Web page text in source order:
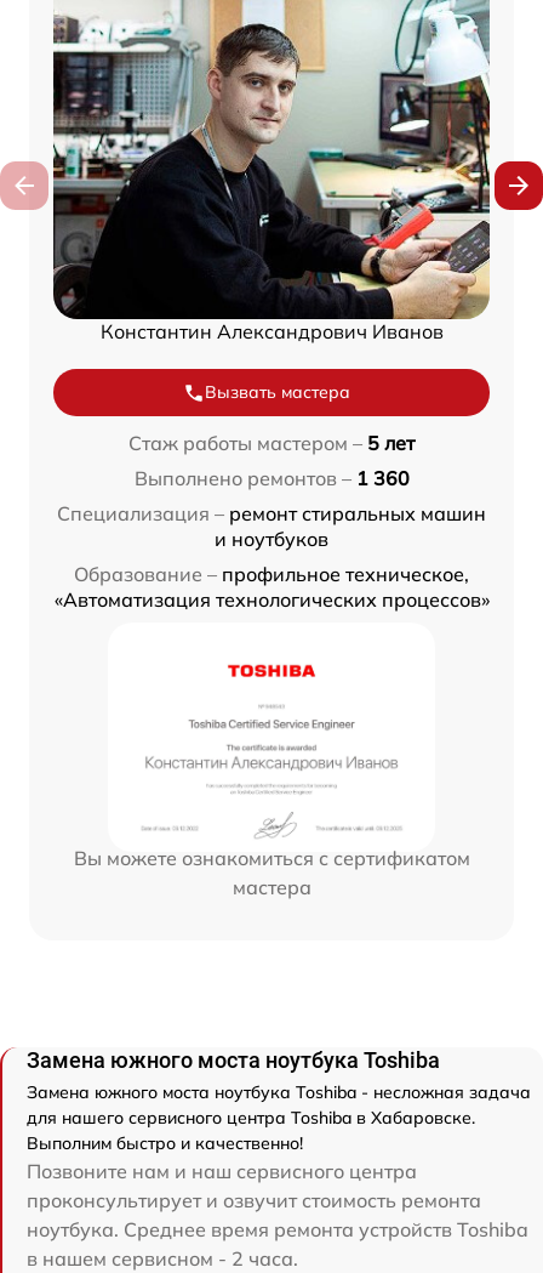
Константин Александрович Иванов
Вызвать мастера
Стаж работы мастером – 5 лет
Выполнено ремонтов – 1 360
Специализация – ремонт стиральных машин
и ноутбуков
Образование – профильное техническое,
«Автоматизация технологических процессов»
Вы можете ознакомиться с сертификатом
мастера
Замена южного моста ноутбука Toshiba
Замена южного моста ноутбука Toshiba - несложная задача
для нашего сервисного центра Toshiba в Хабаровске.
Выполним быстро и качественно!
Позвоните нам и наш сервисного центра
проконсультирует и озвучит стоимость ремонта
ноутбука. Среднее время ремонта устройств Toshiba
в нашем сервисном - 2 часа.